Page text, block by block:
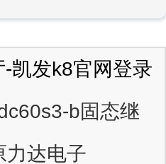
凯发k8官网登录
b固态继
力达电子